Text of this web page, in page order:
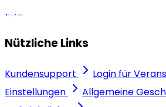
Nützliche Links
Kundensupport Login für
Einstellungen
Allgemeine